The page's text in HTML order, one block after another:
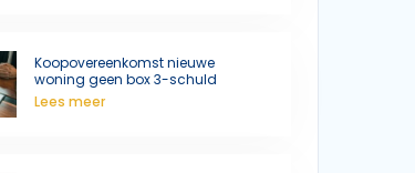
Koopovereenkomst nieuwe
woning geen box 3-schuld
Lees meer